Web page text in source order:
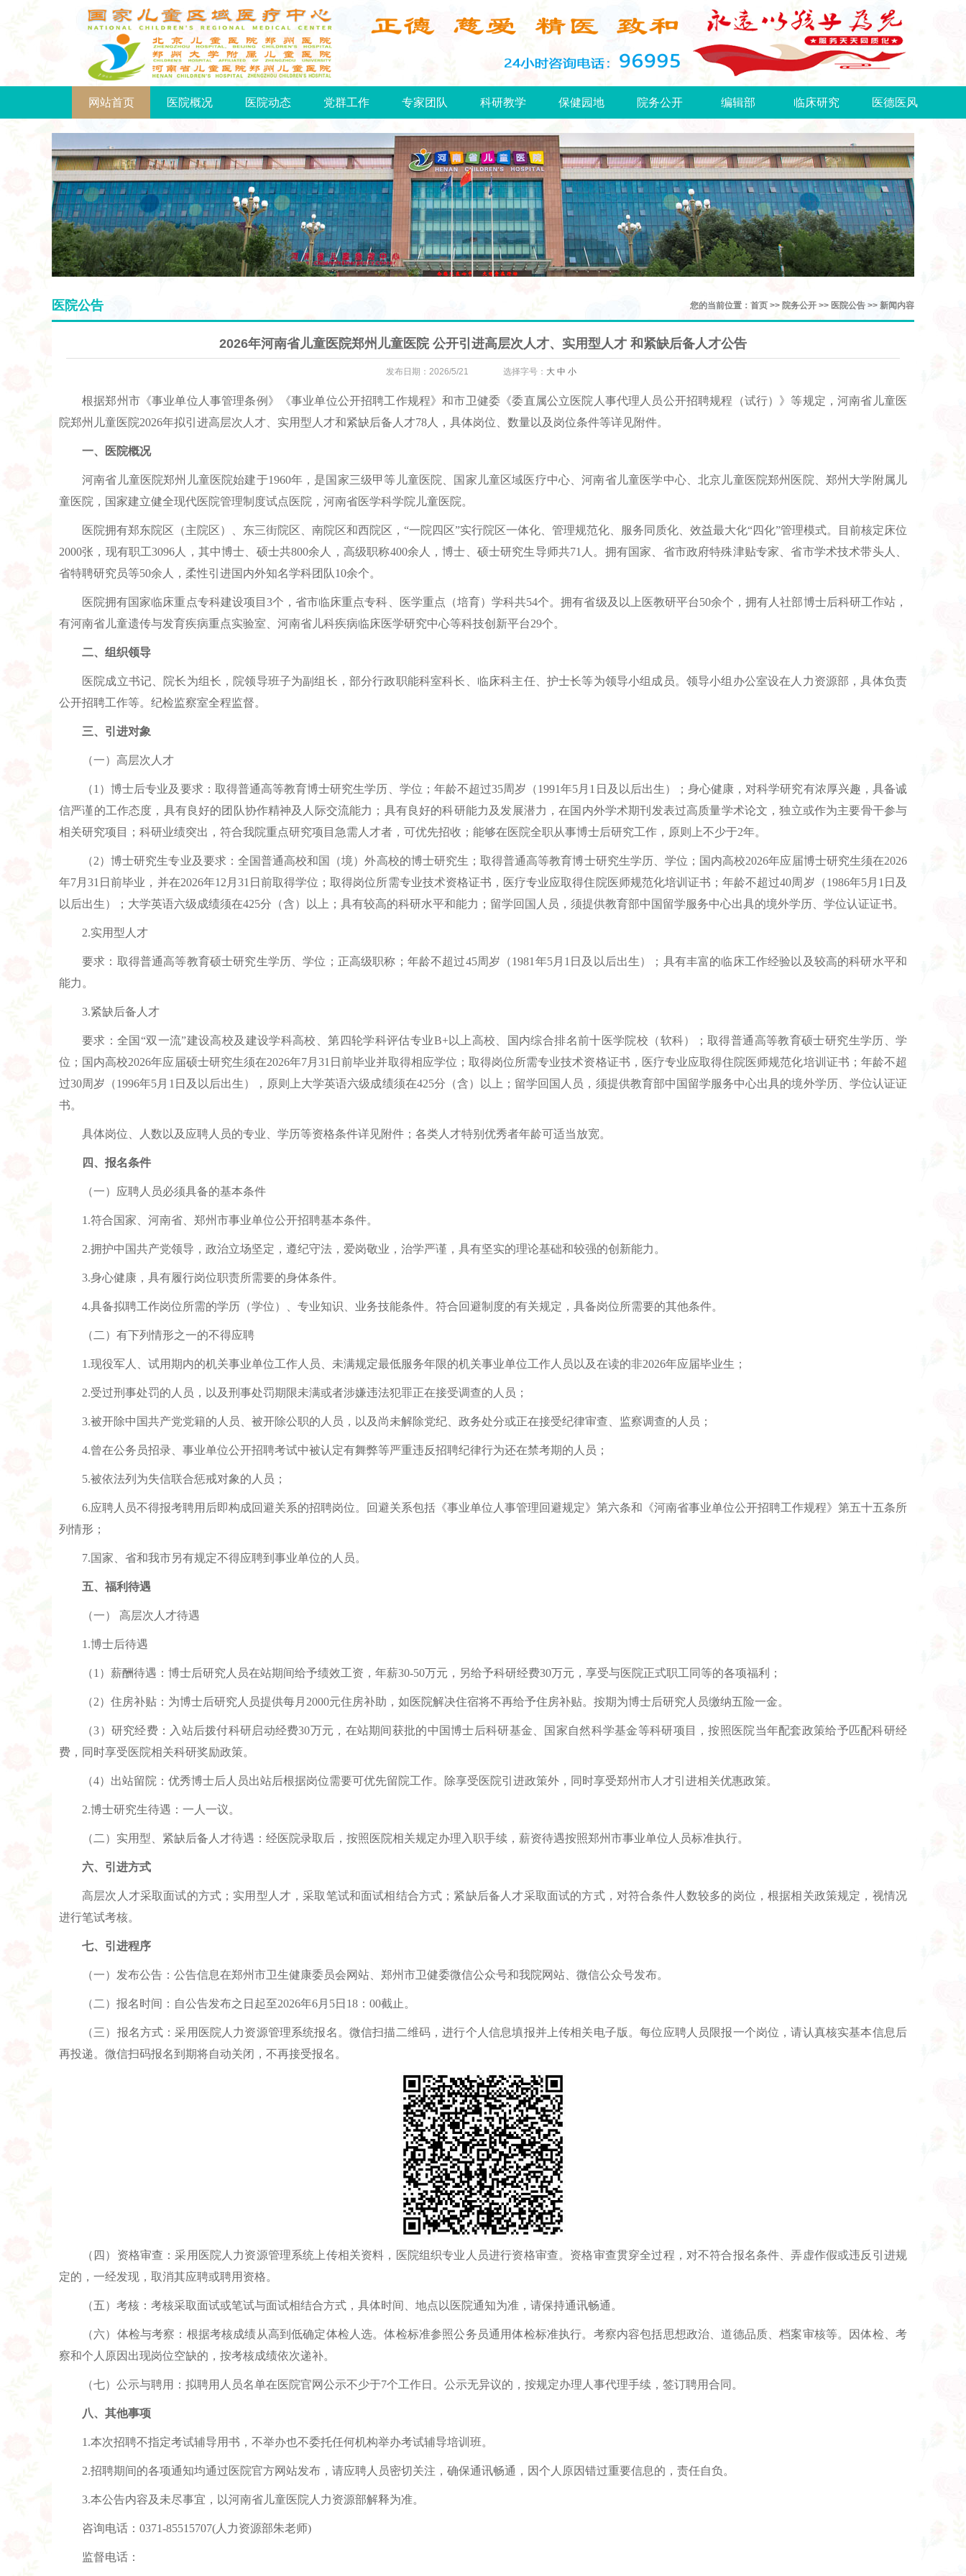
网站首页 医院概况 医院动态 党群工作 专家团队 科研教学 保健园地 院务公开 编辑部 临床研究 医德医风
医院公告 您的当前位置：首页 >> 院务公开 >> 医院公告 >> 新闻内容
2026年河南省儿童医院郑州儿童医院 公开引进高层次人才、实用型人才 和紧缺后备人才公告
发布日期：2026/5/21 选择字号： 大 中 小
根据郑州市《事业单位人事管理条例》《事业单位公开招聘工作规程》和市卫健委《委直属公立医院人事代理人员公开招聘规程（试行）》等规定，河南省儿童医
院郑州儿童医院2026年拟引进高层次人才、实用型人才和紧缺后备人才78人，具体岗位、数量以及岗位条件等详见附件。
一、医院概况
河南省儿童医院郑州儿童医院始建于1960年，是国家三级甲等儿童医院、国家儿童区域医疗中心、河南省儿童医学中心、北京儿童医院郑州医院、郑州大学附属儿
童医院，国家建立健全现代医院管理制度试点医院，河南省医学科学院儿童医院。
医院拥有郑东院区（主院区）、东三街院区、南院区和西院区，“一院四区”实行院区一体化、管理规范化、服务同质化、效益最大化“四化”管理模式。目前核定床位
2000张，现有职工3096人，其中博士、硕士共800余人，高级职称400余人，博士、硕士研究生导师共71人。拥有国家、省市政府特殊津贴专家、省市学术技术带头人、
省特聘研究员等50余人，柔性引进国内外知名学科团队10余个。
医院拥有国家临床重点专科建设项目3个，省市临床重点专科、医学重点（培育）学科共54个。拥有省级及以上医教研平台50余个，拥有人社部博士后科研工作站，
有河南省儿童遗传与发育疾病重点实验室、河南省儿科疾病临床医学研究中心等科技创新平台29个。
二、组织领导
医院成立书记、院长为组长，院领导班子为副组长，部分行政职能科室科长、临床科主任、护士长等为领导小组成员。领导小组办公室设在人力资源部，具体负责
公开招聘工作等。纪检监察室全程监督。
三、引进对象
（一）高层次人才
（1）博士后专业及要求：取得普通高等教育博士研究生学历、学位；年龄不超过35周岁（1991年5月1日及以后出生）；身心健康，对科学研究有浓厚兴趣，具备诚
信严谨的工作态度，具有良好的团队协作精神及人际交流能力；具有良好的科研能力及发展潜力，在国内外学术期刊发表过高质量学术论文，独立或作为主要骨干参与
相关研究项目；科研业绩突出，符合我院重点研究项目急需人才者，可优先招收；能够在医院全职从事博士后研究工作，原则上不少于2年。
（2）博士研究生专业及要求：全国普通高校和国（境）外高校的博士研究生；取得普通高等教育博士研究生学历、学位；国内高校2026年应届博士研究生须在2026
年7月31日前毕业，并在2026年12月31日前取得学位；取得岗位所需专业技术资格证书，医疗专业应取得住院医师规范化培训证书；年龄不超过40周岁（1986年5月1日及
以后出生）；大学英语六级成绩须在425分（含）以上；具有较高的科研水平和能力；留学回国人员，须提供教育部中国留学服务中心出具的境外学历、学位认证证书。
2.实用型人才
要求：取得普通高等教育硕士研究生学历、学位；正高级职称；年龄不超过45周岁（1981年5月1日及以后出生）；具有丰富的临床工作经验以及较高的科研水平和
能力。
3.紧缺后备人才
要求：全国“双一流”建设高校及建设学科高校、第四轮学科评估专业B+以上高校、国内综合排名前十医学院校（软科）；取得普通高等教育硕士研究生学历、学
位；国内高校2026年应届硕士研究生须在2026年7月31日前毕业并取得相应学位；取得岗位所需专业技术资格证书，医疗专业应取得住院医师规范化培训证书；年龄不超
过30周岁（1996年5月1日及以后出生），原则上大学英语六级成绩须在425分（含）以上；留学回国人员，须提供教育部中国留学服务中心出具的境外学历、学位认证证
书。
具体岗位、人数以及应聘人员的专业、学历等资格条件详见附件；各类人才特别优秀者年龄可适当放宽。
四、报名条件
（一）应聘人员必须具备的基本条件
1.符合国家、河南省、郑州市事业单位公开招聘基本条件。
2.拥护中国共产党领导，政治立场坚定，遵纪守法，爱岗敬业，治学严谨，具有坚实的理论基础和较强的创新能力。
3.身心健康，具有履行岗位职责所需要的身体条件。
4.具备拟聘工作岗位所需的学历（学位）、专业知识、业务技能条件。符合回避制度的有关规定，具备岗位所需要的其他条件。
（二）有下列情形之一的不得应聘
1.现役军人、试用期内的机关事业单位工作人员、未满规定最低服务年限的机关事业单位工作人员以及在读的非2026年应届毕业生；
2.受过刑事处罚的人员，以及刑事处罚期限未满或者涉嫌违法犯罪正在接受调查的人员；
3.被开除中国共产党党籍的人员、被开除公职的人员，以及尚未解除党纪、政务处分或正在接受纪律审查、监察调查的人员；
4.曾在公务员招录、事业单位公开招聘考试中被认定有舞弊等严重违反招聘纪律行为还在禁考期的人员；
5.被依法列为失信联合惩戒对象的人员；
6.应聘人员不得报考聘用后即构成回避关系的招聘岗位。回避关系包括《事业单位人事管理回避规定》第六条和《河南省事业单位公开招聘工作规程》第五十五条所
列情形；
7.国家、省和我市另有规定不得应聘到事业单位的人员。
五、福利待遇
（一） 高层次人才待遇
1.博士后待遇
（1）薪酬待遇：博士后研究人员在站期间给予绩效工资，年薪30-50万元，另给予科研经费30万元，享受与医院正式职工同等的各项福利；
（2）住房补贴：为博士后研究人员提供每月2000元住房补助，如医院解决住宿将不再给予住房补贴。按期为博士后研究人员缴纳五险一金。
（3）研究经费：入站后拨付科研启动经费30万元，在站期间获批的中国博士后科研基金、国家自然科学基金等科研项目，按照医院当年配套政策给予匹配科研经
费，同时享受医院相关科研奖励政策。
（4）出站留院：优秀博士后人员出站后根据岗位需要可优先留院工作。除享受医院引进政策外，同时享受郑州市人才引进相关优惠政策。
2.博士研究生待遇：一人一议。
（二）实用型、紧缺后备人才待遇：经医院录取后，按照医院相关规定办理入职手续，薪资待遇按照郑州市事业单位人员标准执行。
六、引进方式
高层次人才采取面试的方式；实用型人才，采取笔试和面试相结合方式；紧缺后备人才采取面试的方式，对符合条件人数较多的岗位，根据相关政策规定，视情况
进行笔试考核。
七、引进程序
（一）发布公告：公告信息在郑州市卫生健康委员会网站、郑州市卫健委微信公众号和我院网站、微信公众号发布。
（二）报名时间：自公告发布之日起至2026年6月5日18：00截止。
（三）报名方式：采用医院人力资源管理系统报名。微信扫描二维码，进行个人信息填报并上传相关电子版。每位应聘人员限报一个岗位，请认真核实基本信息后
再投递。微信扫码报名到期将自动关闭，不再接受报名。
（四）资格审查：采用医院人力资源管理系统上传相关资料，医院组织专业人员进行资格审查。资格审查贯穿全过程，对不符合报名条件、弄虚作假或违反引进规
定的，一经发现，取消其应聘或聘用资格。
（五）考核：考核采取面试或笔试与面试相结合方式，具体时间、地点以医院通知为准，请保持通讯畅通。
（六）体检与考察：根据考核成绩从高到低确定体检人选。体检标准参照公务员通用体检标准执行。考察内容包括思想政治、道德品质、档案审核等。因体检、考
察和个人原因出现岗位空缺的，按考核成绩依次递补。
（七）公示与聘用：拟聘用人员名单在医院官网公示不少于7个工作日。公示无异议的，按规定办理人事代理手续，签订聘用合同。
八、其他事项
1.本次招聘不指定考试辅导用书，不举办也不委托任何机构举办考试辅导培训班。
2.招聘期间的各项通知均通过医院官方网站发布，请应聘人员密切关注，确保通讯畅通，因个人原因错过重要信息的，责任自负。
3.本公告内容及未尽事宜，以河南省儿童医院人力资源部解释为准。
咨询电话：0371-85515707(人力资源部朱老师)
监督电话：